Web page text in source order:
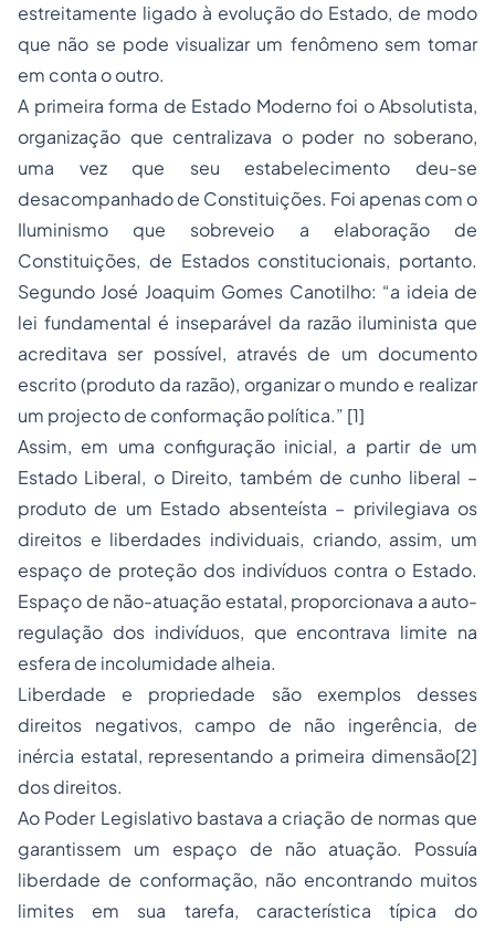
estreitamente ligado à evolução do Estado, de modo
que não se pode visualizar um fenômeno sem tomar
em conta o outro.
A primeira forma de Estado Moderno foi o Absolutista,
organização que centralizava o poder no soberano,
uma vez que seu estabelecimento deu-se
desacompanhado de Constituições. Foi apenas com o
Iluminismo que sobreveio a elaboração de
Constituições, de Estados constitucionais, portanto.
Segundo José Joaquim Gomes Canotilho: “a ideia de
lei fundamental é inseparável da razão iluminista que
acreditava ser possível, através de um documento
escrito (produto da razão), organizar o mundo e realizar
um projectode conformação política.” [1]
Assim, em uma configuração inicial, a partir de um
Estado Liberal, o Direito, também de cunho liberal –
produto de um Estado absenteísta – privilegiava os
direitos e liberdades individuais, criando, assim, um
espaço de proteção dos indivíduos contra o Estado.
Espaço de não-atuação estatal, proporcionava a auto-
regulação dos indivíduos, que encontrava limite na
esfera de incolumidade alheia.
Liberdade e propriedade são exemplos desses
direitos negativos, campo de não ingerência, de
inércia estatal, representando a primeira dimensão[2]
dos direitos.
Ao Poder Legislativo bastava a criação de normas que
garantissem um espaço de não atuação. Possuía
liberdade de conformação, não encontrando muitos
limites em sua tarefa, característica típica do